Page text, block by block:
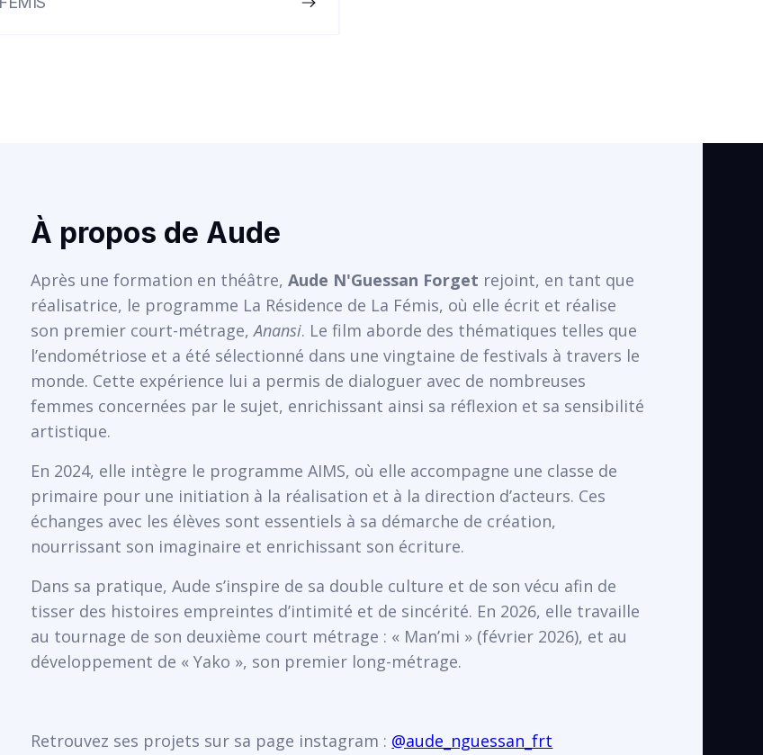
École Jules Vallès
Saint-Denis
À propos de Aude
Après une formation en théâtre,Aude N'Guessan Forget rejoint, en tant que
réalisatrice, le programme La Résidence de La Fémis, où elle écrit et réalise
son premier court-métrage,Anansi. Le film aborde des thématiques telles que
l’endométriose et a été sélectionné dans une vingtaine de festivals à travers le
monde. Cette expérience lui a permis de dialoguer avec de nombreuses
femmes concernées par le sujet, enrichissant ainsi sa réflexion et sa sensibilité
artistique.
En 2024, elle intègre le programme AIMS, où elle accompagne une classe de
primaire pour une initiation à la réalisation et à la direction d’acteurs. Ces
échanges avec les élèves sont essentiels à sa démarche de création,
nourrissant son imaginaire et enrichissant son écriture.
Dans sa pratique, Aude s’inspire de sa double culture et de son vécu afin de
tisser des histoires empreintes d’intimité et de sincérité. En 2026, elle travaille
au tournage de son deuxième court métrage : « Man’mi » (février 2026), et au
développement de « Yako », son premier long-métrage.
Retrouvez ses projets sur sa page instagram : @aude_nguessan_frt